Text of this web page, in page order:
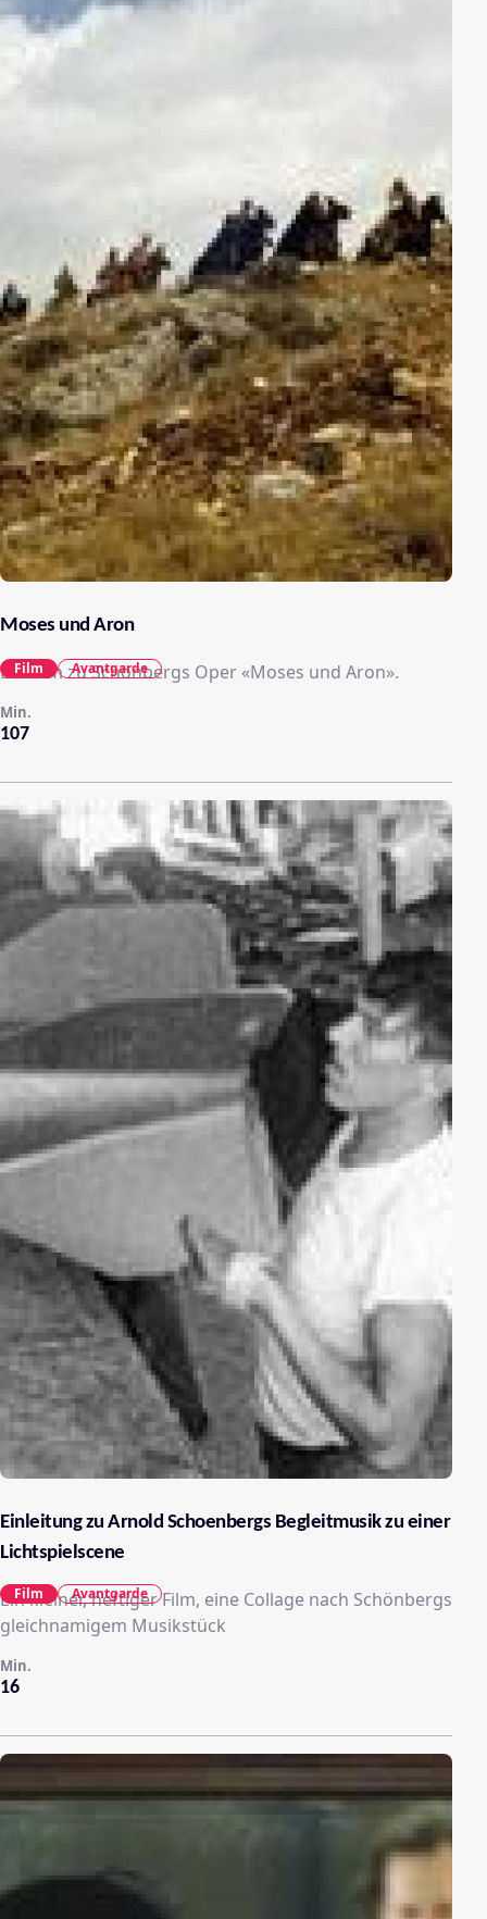
Moses und Aron
Ein Film zu Schönbergs Oper «Moses und Aron».
107
Min.
Film Avantgarde
Einleitung zu Arnold Schoenbergs Begleitmusik zu einer
Lichtspielscene
Ein kleiner, heftiger Film, eine Collage nach Schönbergs
gleichnamigem Musikstück
16
Min.
Film Avantgarde